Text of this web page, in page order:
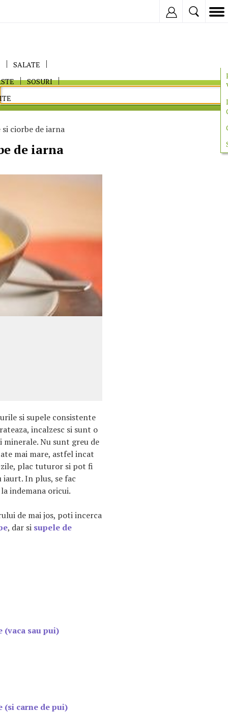
SALATE
SOSURI
ciorbe de iarna
de iarna
si supele consistente
incalzesc si sunt o
minerale. Nu sunt greu de
mai mare, astfel incat
zile, plac tuturor si pot fi
In plus, se fac
indemana oricui.
de mai jos, poti incerca
, dar si supele de
(vaca sau pui)
(si carne de pui)